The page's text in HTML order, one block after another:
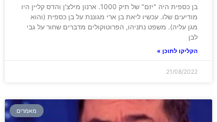
בן כספית היה "יזם" של תיק 1000. ארנון מילצ'ן והדס קליין היו
מודיעים שלו. עכשיו ליאת בן ארי מגוננת על בן כספית (והוא
מגן עליה). משפט נתניהו, הפרוטוקולים מדברים שחור על גבי
לבן
הקליקו לתוכן »
21/08/2022
מאמרים